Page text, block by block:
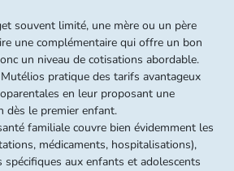
souvent limité, une mère ou un père
une complémentaire qui offre un bon
un niveau de cotisations abordable.
pratique des tarifs avantageux
en leur proposant une
dès le premier enfant.
familiale couvre bien évidemment les
médicaments, hospitalisations),
spécifiques aux enfants et adolescents